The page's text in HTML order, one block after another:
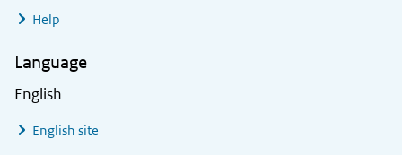
Help
Language
English
English site